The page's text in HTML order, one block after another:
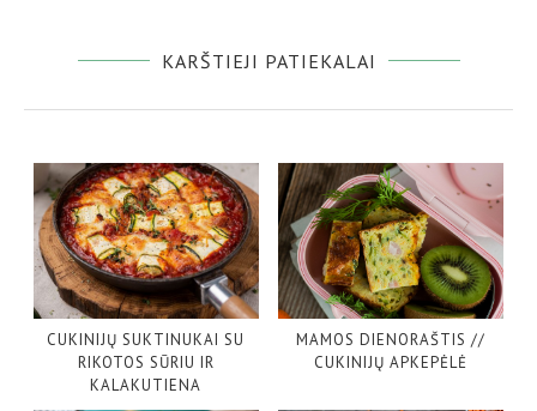
KARŠTIEJI PATIEKALAI
CUKINIJŲ SUKTINUKAI SU
RIKOTOS SŪRIU IR
KALAKUTIENA
MAMOS DIENORAŠTIS //
CUKINIJŲ APKEPĖLĖ